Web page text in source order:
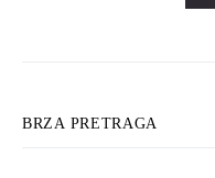
BRZA PRETRAGA